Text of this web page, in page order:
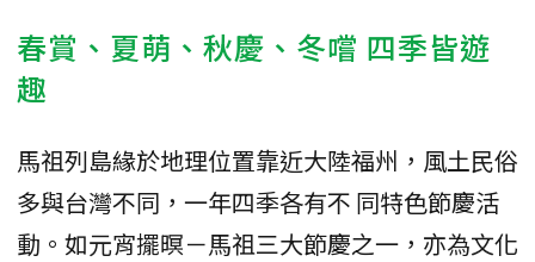
春賞、夏萌、秋慶、冬嚐 四季皆遊
趣
馬祖列島緣於地理位置靠近大陸福州，風土民俗
多與台灣不同，一年四季各有不 同特色節慶活
動。如元宵擺暝－馬祖三大節慶之一，亦為文化